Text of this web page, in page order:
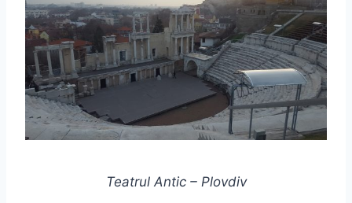
Teatrul Antic – Plovdiv